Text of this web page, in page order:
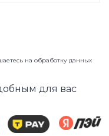
на обработку данных
для вас